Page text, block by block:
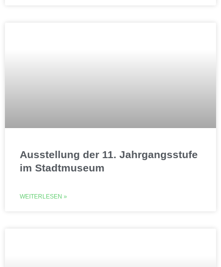
Ausstellung der 11. Jahrgangsstufe
im Stadtmuseum
WEITERLESEN »